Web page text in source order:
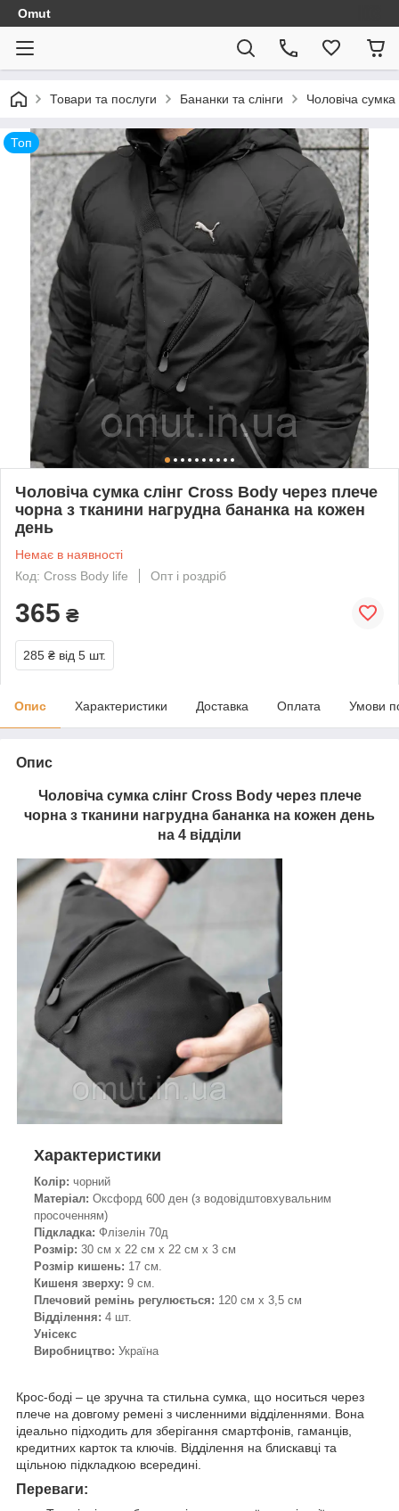
Omut
Товари та послуги Бананки та слінги Чоловіча
Топ
Чоловіча сумка слінг Cross Body через плече
чорна з тканини нагрудна бананка на кожен
день
Немає в наявності
Код: Cross Body life
Опт і роздріб
365 ₴
285 ₴ від 5 шт.
Опис Характеристики Доставка Оплата Умови
Опис
Чоловіча сумка слінг Cross Body через плече
чорна з тканини нагрудна бананка на кожен день
на 4 відділи
Характеристики
Колір: чорний
Матеріал: Оксфорд 600 ден (з водовідштовхувальним
просоченням)
Підкладка: Флізелін 70д
Розмір: 30 см х 22 см х 22 см х 3 см
Розмір кишень: 17 см.
Кишеня зверху: 9 см.
Плечовий ремінь регулюється: 120 см х 3,5 см
Відділення: 4 шт.
Унісекс
Виробництво: Україна
Крос-боді – це зручна та стильна сумка, що носиться через
плече на довгому ремені з численними відділеннями. Вона
ідеально підходить для зберігання смартфонів, гаманців,
кредитних карток та ключів. Відділення на блискавці та
щільною підкладкою всередині.
Переваги: